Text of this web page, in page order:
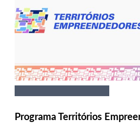
Programa Territórios